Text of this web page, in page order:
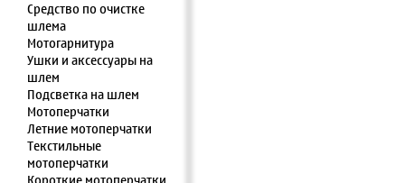
Средство по очистке
шлема
Мотогарнитура
Ушки и аксессуары на
шлем
Подсветка на шлем
Мотоперчатки
Летние мотоперчатки
Текстильные
мотоперчатки